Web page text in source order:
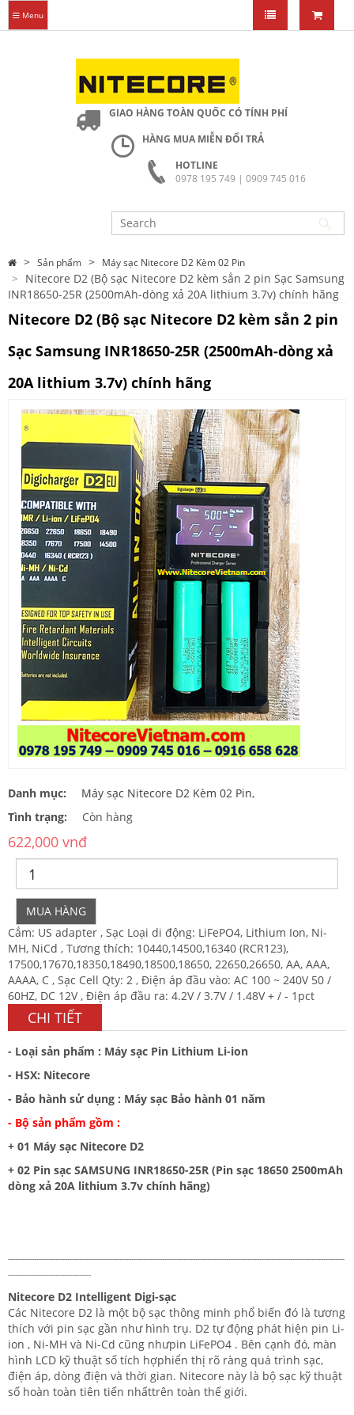
Menu
GIAO HÀNG TOÀN QUỐC CÓ TÍNH PHÍ
HÀNG MUA MIỄN ĐỔI TRẢ
HOTLINE
0978 195 749 | 0909 745 016
Sản phẩm Máy sạc Nitecore D2 Kèm 02 Pin
Nitecore D2 (Bộ sạc Nitecore D2 kèm sẳn 2 pin Sạc Samsung
INR18650-25R (2500mAh-dòng xả 20A lithium 3.7v) chính hãng
Nitecore D2 (Bộ sạc Nitecore D2 kèm sẳn 2 pin
Sạc Samsung INR18650-25R (2500mAh-dòng xả
20A lithium 3.7v) chính hãng
Danh mục: Máy sạc Nitecore D2 Kèm 02 Pin,
Tình trạng:
Còn hàng
622,000 vnđ
MUA HÀNG
Cắm: US adapter , Sạc Loại di động: LiFePO4, Lithium Ion, Ni-
MH, NiCd , Tương thích: 10440,14500,16340 (RCR123),
17500,17670,18350,18490,18500,18650, 22650,26650, AA, AAA,
AAAA, C , Sạc Cell Qty: 2 , Điện áp đầu vào: AC 100 ~ 240V 50 /
60HZ, DC 12V , Điện áp đầu ra: 4.2V / 3.7V / 1.48V + / - 1pct
CHI TIẾT
- Loại sản phẩm : Máy sạc Pin Lithium Li-ion
- HSX: Nitecore
- Bảo hành sử dụng : Máy sạc Bảo hành 01 năm
- Bộ sản phẩm gồm :
+ 01 Máy sạc Nitecore D2
+ 02 Pin sạc SAMSUNG INR18650-25R (Pin sạc 18650 2500mAh
dòng xả 20A lithium 3.7v chính hãng)
----------------------------------------------------------------------------------------------------------------------------------------------
-----------------------------------
Nitecore D2 Intelligent Digi-sạc
Các Nitecore D2 là một bộ sạc thông minh phổ biến đó là tương
thích với pin sạc gần như hình trụ. D2 tự động phát hiện pin Li-
ion , Ni-MH và Ni-Cd cũng nhưpin LiFePO4 . Bên cạnh đó, màn
hình LCD kỹ thuật số tích hợphiển thị rõ ràng quá trình sạc,
điện áp, dòng điện và thời gian. Nitecore này là bộ sạc kỹ thuật
số hoàn toàn tiên tiến nhấttrên toàn thế giới.